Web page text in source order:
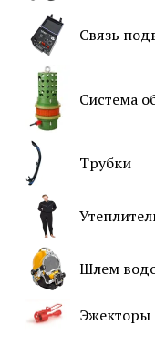
Связь
Система
Трубки
Шлем
Эжекторы